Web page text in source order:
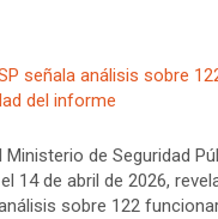
señala análisis sobre
del informe
de Seguridad
14 de abril de 2026,
sobre 122